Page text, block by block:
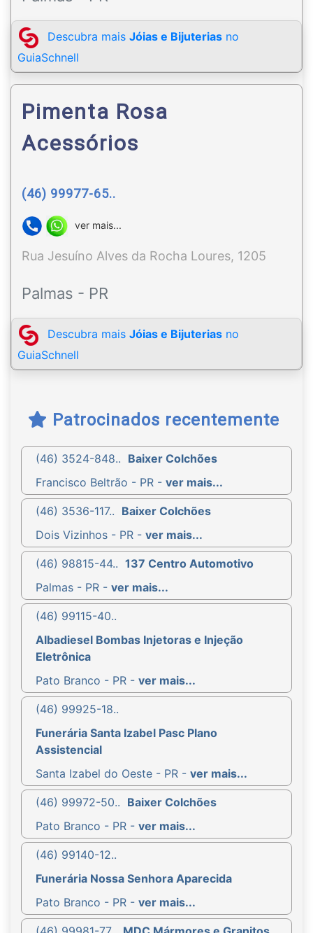
Descubra mais Jóias e Bijuterias no
GuiaSchnell
Pimenta Rosa
Acessórios
(46) 99977-65..
ver mais...
Rua Jesuíno Alves da Rocha Loures, 1205
Palmas - PR
Descubra mais Jóias e Bijuterias no
GuiaSchnell
Patrocinados recentemente
(46) 3524-848.. Baixer Colchões
Francisco Beltrão - PR - ver mais...
(46) 3536-117.. Baixer Colchões
Dois Vizinhos - PR - ver mais...
(46) 98815-44.. 137 Centro Automotivo
Palmas - PR - ver mais...
(46) 99115-40..
Albadiesel Bombas Injetoras e Injeção
Eletrônica
Pato Branco - PR - ver mais...
(46) 99925-18..
Funerária Santa Izabel Pasc Plano
Assistencial
Santa Izabel do Oeste - PR - ver mais...
(46) 99972-50.. Baixer Colchões
Pato Branco - PR - ver mais...
(46) 99140-12..
Funerária Nossa Senhora Aparecida
Pato Branco - PR - ver mais...